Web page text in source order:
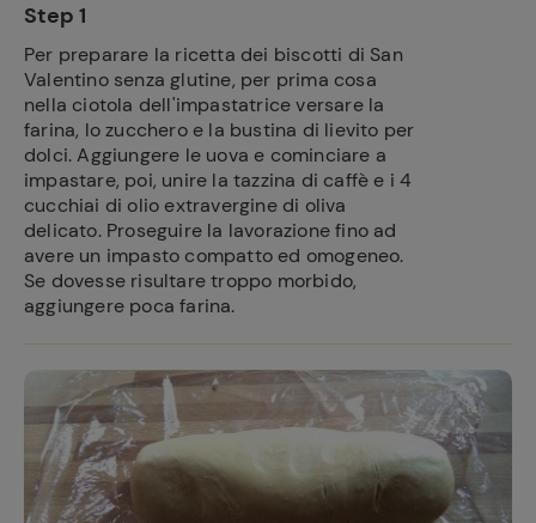
Step 1
Per preparare la ricetta dei biscotti di San
Valentino senza glutine, per prima cosa
nella ciotola dell'impastatrice versare la
farina, lo zucchero e la bustina di lievito per
dolci. Aggiungere le uova e cominciare a
impastare, poi, unire la tazzina di caffè e i 4
cucchiai di olio extravergine di oliva
delicato. Proseguire la lavorazione fino ad
avere un impasto compatto ed omogeneo.
Se dovesse risultare troppo morbido,
aggiungere poca farina.